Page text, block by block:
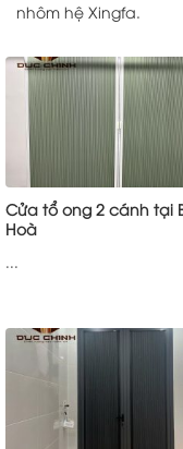
nhôm hệ Xingfa.
Cửa tổ ong 2 cánh tại
Hoà
...